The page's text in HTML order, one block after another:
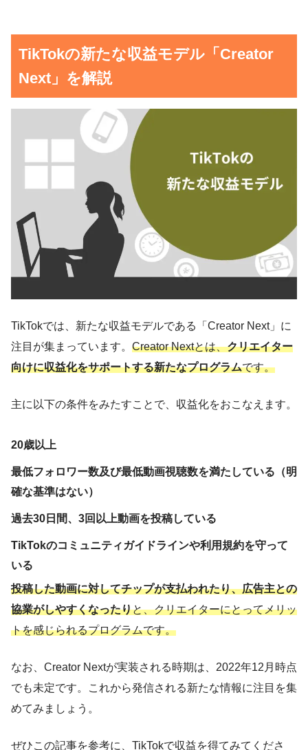
TikTokの新たな収益モデル「Creator
Next」を解説
TikTokでは、新たな収益モデルである「Creator Next」に
注目が集まっています。 Creator Nextとは、クリエイター
向けに収益化をサポートする新たなプログラムです。
主に以下の条件をみたすことで、収益化をおこなえます。
20歳以上
最低フォロワー数及び最低動画視聴数を満たしている（明
確な基準はない）
過去30日間、3回以上動画を投稿している
TikTokのコミュニティガイドラインや利用規約を守って
いる
投稿した動画に対してチップが支払われたり、広告主との
協業がしやすくなったりと、クリエイターにとってメリッ
トを感じられるプログラムです。
なお、Creator Nextが実装される時期は、2022年12月時点
でも未定です。これから発信される新たな情報に注目を集
めてみましょう。
ぜひこの記事を参考に、TikTokで収益を得てみてくださ